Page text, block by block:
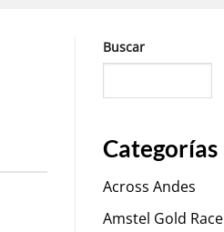
Buscar
Categorías
Across Andes
Amstel Gold Race